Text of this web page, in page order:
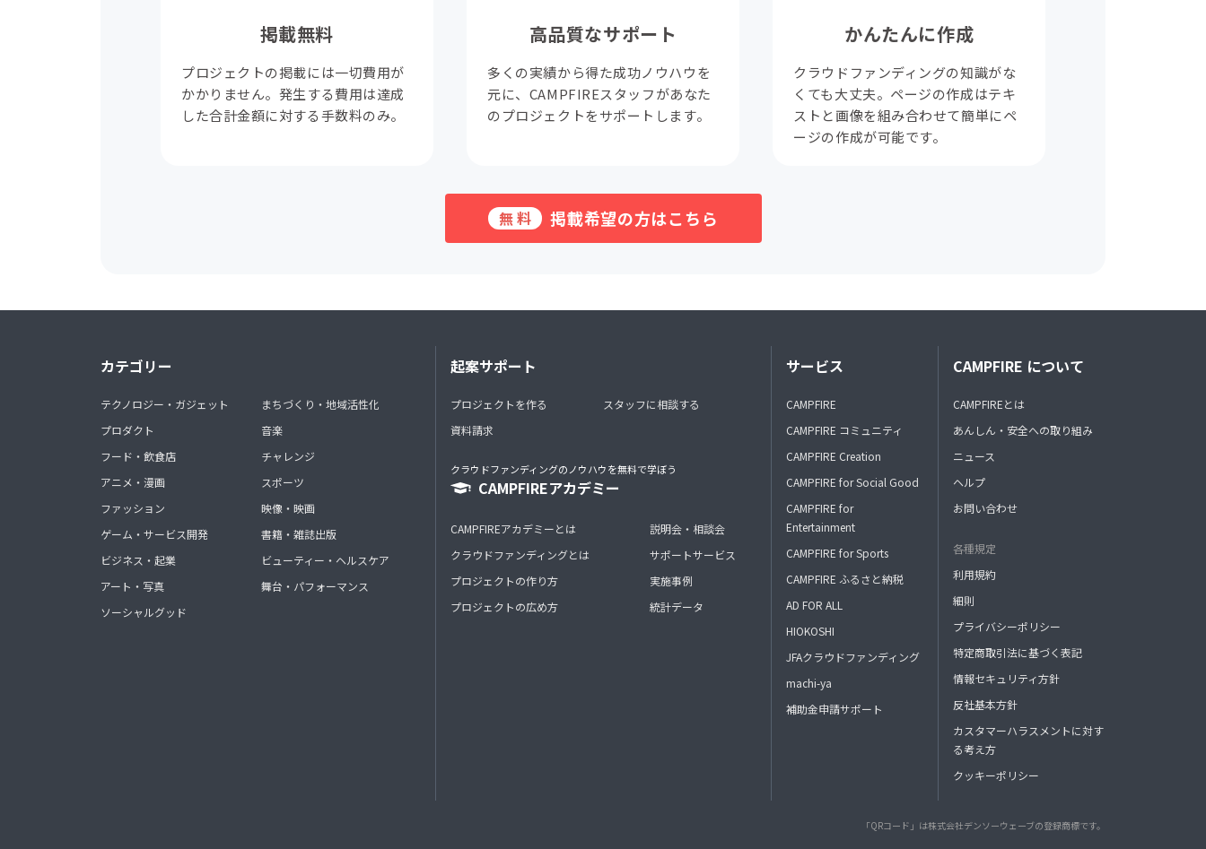
掲載無料
プロジェクトの掲載には一切費用が
かかりません。発生する費用は達成
した合計金額に対する手数料のみ。
高品質なサポート
多くの実績から得た成功ノウハウを
元に、CAMPFIREスタッフがあなた
のプロジェクトをサポートします。
かんたんに作成
クラウドファンディングの知識がな
くても大丈夫。ページの作成はテキ
ストと画像を組み合わせて簡単にペ
ージの作成が可能です。
無料 掲載希望の方はこちら
カテゴリー
テクノロジー・ガジェット
プロダクト
フード・飲食店
アニメ・漫画
ファッション
ゲーム・サービス開発
ビジネス・起業
アート・写真
ソーシャルグッド
まちづくり・地域活性化
音楽
チャレンジ
スポーツ
映像・映画
書籍・雑誌出版
ビューティー・ヘルスケア
舞台・パフォーマンス
起案サポート
プロジェクトを作る
資料請求
スタッフに相談する
クラウドファンディングのノウハウを無料で学ぼう
CAMPFIREアカデミー
CAMPFIREアカデミーとは
クラウドファンディングとは
プロジェクトの作り方
プロジェクトの広め方
説明会・相談会
サポートサービス
実施事例
統計データ
サービス
CAMPFIRE
CAMPFIRE コミュニティ
CAMPFIRE Creation
CAMPFIRE for Social Good
CAMPFIRE for
Entertainment
CAMPFIRE for Sports
CAMPFIRE ふるさと納税
AD FOR ALL
HIOKOSHI
JFAクラウドファンディング
machi-ya
補助金申請サポート
CAMPFIRE について
CAMPFIREとは
あんしん・安全への取り組み
ニュース
ヘルプ
お問い合わせ
各種規定
利用規約
細則
プライバシーポリシー
特定商取引法に基づく表記
情報セキュリティ方針
反社基本方針
カスタマーハラスメントに対す
る考え方
クッキーポリシー
「QRコード」は株式会社デンソーウェーブの登録商標です。